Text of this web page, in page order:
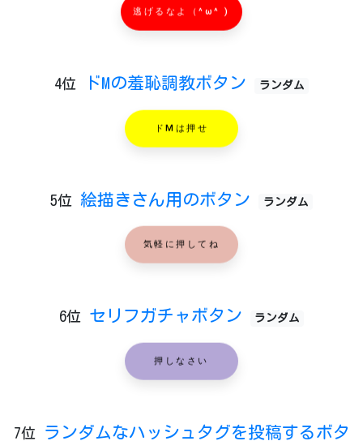
逃げるなよ（^ω^ )
4位 ドMの羞恥調教ボタン ランダム
ドMは押せ
5位 絵描きさん用のボタン ランダム
気軽に押してね
6位 セリフガチャボタン ランダム
押しなさい
7位
ランダムなハッシュタグを投稿するボタ